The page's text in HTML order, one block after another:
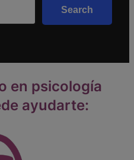
Search
en psicología
ayudarte: